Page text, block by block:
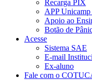
Recarga PIX
APP Unicamp
Apoio ao
Botão de
Acesse
Sistema SAE
E-mail
Ex-aluno
Fale com o